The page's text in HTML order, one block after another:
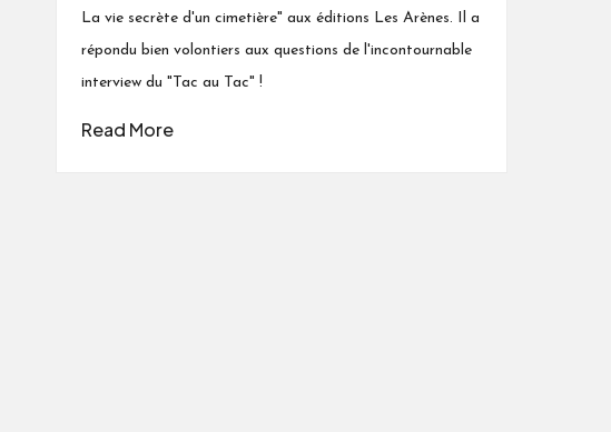
La vie secrète d'un cimetière" aux éditions Les Arènes.
a
répondu bien volontiers aux questions de l'incontournable
interview du "Tac au Tac" !
Read More